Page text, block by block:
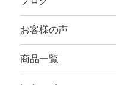
お客様の声
商品一覧